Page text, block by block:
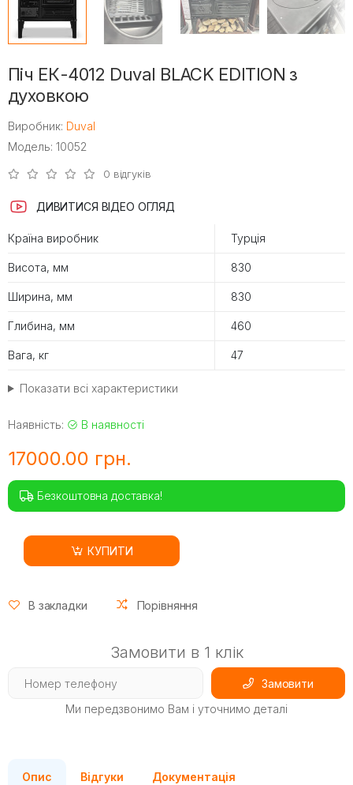
Піч EК-4012 Duval BLACK EDITION з
духовкою
Виробник: Duval
Модель: 10052
0 відгуків
ДИВИТИСЯ ВІДЕО ОГЛЯД
Країна виробник Турція
Висота, мм 830
Ширина, мм 830
Глибина, мм 460
Вага, кг 47
Показати всі характеристики
Наявність: В наявності
17000.00 грн.
Безкоштовна доставка!
КУПИТИ
В закладки Порівняння
Замовити в 1 клік
Замовити
Ми передзвонимо Вам і уточнимо деталі
Опис Відгуки Документація